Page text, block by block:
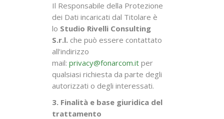
Il Responsabile della Protezione
dei Dati incaricati dal Titolare è
lo Studio Rivelli Consulting
S.r.l. che può essere contattato
all’indirizzo
mail: privacy@fonarcom.it per
qualsiasi richiesta da parte degli
autorizzati o degli interessati.
3. Finalità e base giuridica del
trattamento